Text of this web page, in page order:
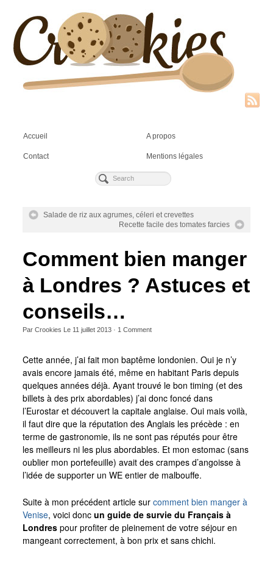
Accueil A propos
Contact Mentions légales
Salade de riz aux agrumes, céleri et crevettes
Recette facile des tomates farcies
Comment bien manger
à Londres ? Astuces et
conseils…
Par Crookies Le 11 juillet 2013· 1 Comment
Cette année, j’ai fait mon baptême londonien. Oui je n’y
avais encore jamais été, même en habitant Paris depuis
quelques années déjà. Ayant trouvé le bon timing (et des
billets à des prix abordables) j’ai donc foncé dans
l’Eurostar et découvert la capitale anglaise. Oui mais voilà,
il faut dire que la réputation des Anglais les précède : en
terme de gastronomie, ils ne sont pas réputés pour être
les meilleurs ni les plus abordables. Et mon estomac (sans
oublier mon portefeuille) avait des crampes d’angoisse à
l’idée de supporter un WE entier de malbouffe.
Suite à mon précédent article sur comment bien manger à
Venise, voici donc un guide de survie du Français à
Londrespour profiter de pleinement de votre séjour en
mangeant correctement, à bon prix et sans chichi.